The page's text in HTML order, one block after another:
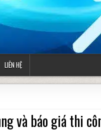
LIÊN HỆ
và báo giá thi